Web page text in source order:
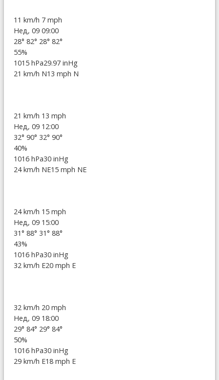
11 km/h 7 mph
Нед, 09 09:00
28° 82° 28° 82°
55%
1015 hPa29.97 inHg
21 km/h N13 mph N
21 km/h 13 mph
Нед, 09 12:00
32° 90° 32° 90°
40%
1016 hPa30 inHg
24 km/h NE15 mph NE
24 km/h 15 mph
Нед, 09 15:00
31° 88° 31° 88°
43%
1016 hPa30 inHg
32 km/h E20 mph E
32 km/h 20 mph
Нед, 09 18:00
29° 84° 29° 84°
50%
1016 hPa30 inHg
29 km/h E18 mph E